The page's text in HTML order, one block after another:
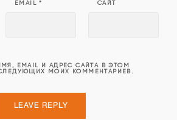
EMAIL* САЙТ
EMAIL И АДРЕС САЙТА В ЭТОМ
МОИХ КОММЕНТАРИЕВ.